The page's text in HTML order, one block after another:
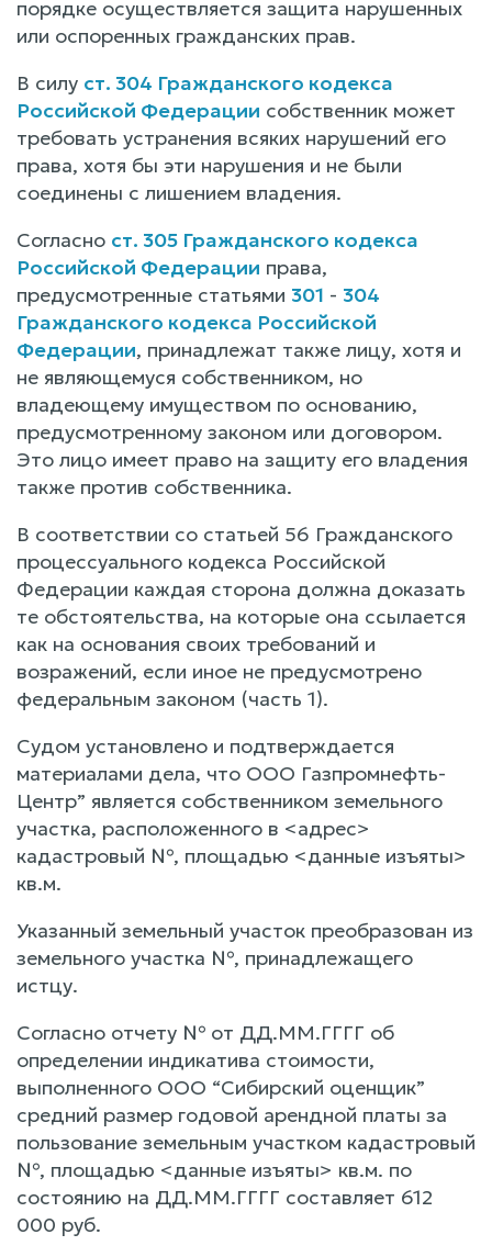
порядке осуществляется защита нарушенных
или оспоренных гражданских прав.
В силу ст. 304 Гражданского кодекса
Российской Федерации собственник может
требовать устранения всяких нарушений его
права, хотя бы эти нарушения и не были
соединены с лишением владения.
Согласно ст. 305 Гражданского кодекса
Российской Федерации права,
предусмотренные статьями 301 - 304
Гражданского кодекса Российской
Федерации, принадлежат также лицу, хотя и
не являющемуся собственником, но
владеющему имуществом по основанию,
предусмотренному законом или договором.
Это лицо имеет право на защиту его владения
также против собственника.
В соответствии со статьей 56 Гражданского
процессуального кодекса Российской
Федерации каждая сторона должна доказать
те обстоятельства, на которые она ссылается
как на основания своих требований и
возражений, если иное не предусмотрено
федеральным законом (часть 1).
Судом установлено и подтверждается
материалами дела, что ООО Газпромнефть-
Центр” является собственником земельного
участка, расположенного в <адрес>
кадастровый №, площадью <данные изъяты>
кв.м.
Указанный земельный участок преобразован из
земельного участка №, принадлежащего
истцу.
Согласно отчету № от ДД.ММ.ГГГГ об
определении индикатива стоимости,
выполненного ООО “Сибирский оценщик”
средний размер годовой арендной платы за
пользование земельным участком кадастровый
№, площадью <данные изъяты> кв.м. по
состоянию на ДД.ММ.ГГГГ составляет 612
000 руб.